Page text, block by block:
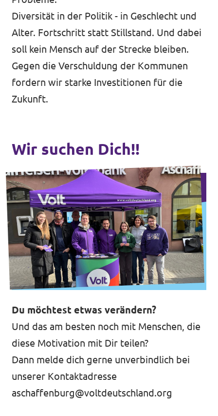
Diversität in der Politik - in Geschlecht und
Alter. Fortschritt statt Stillstand. Und dabei
soll kein Mensch auf der Strecke bleiben.
Gegen die Verschuldung der Kommunen
fordern wir starke Investitionen für die
Zukunft.
Wir suchen Dich!!
Du möchtest etwas verändern?
Und das am besten noch mit Menschen, die
diese Motivation mit Dir teilen?
Dann melde dich gerne unverbindlich bei
unserer Kontaktadresse
aschaffenburg@voltdeutschland.org